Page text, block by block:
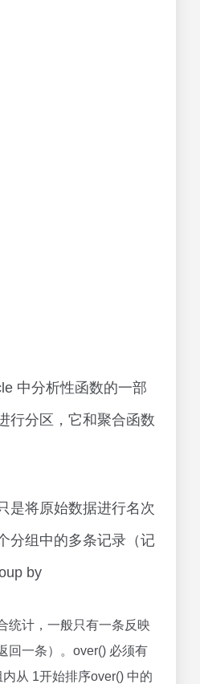
中分析性函数的一部
行分区，它和聚合函数
是将原始数据进行名次
分组中的多条记录（记
by
统计，一般只有一条反映
回一条）。over() 必须有
从 1开始排序over() 中的